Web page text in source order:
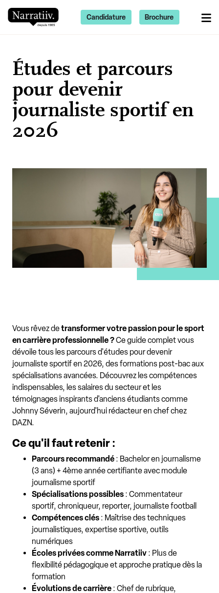
Études et parcours
pour devenir
journaliste sportif en
2026
Vous rêvez detransformer votre passion pour le sport
en carrière professionnelle ?Ce guide complet vous
dévoile tous les parcours d'études pour devenir
journaliste sportif en 2026, des formations post-bac aux
spécialisations avancées. Découvrez les compétences
indispensables, les salaires du secteur et les
témoignages inspirants d'anciens étudiants comme
Johnny Séverin, aujourd'hui rédacteur en chef chez
DAZN.
Ce qu'il faut retenir :
Parcours recommandé : Bachelor en journalisme
(3 ans) + 4ème année certifiante avec module
journalisme sportif
Spécialisations possibles : Commentateur
sportif, chroniqueur, reporter, journaliste football
Compétences clés : Maîtrise des techniques
journalistiques, expertise sportive, outils
numériques
Écoles privées comme Narratiiv : Plus de
flexibilité pédagogique et approche pratique dès la
formation
Évolutions de carrière : Chef de rubrique,
Candidature Brochure